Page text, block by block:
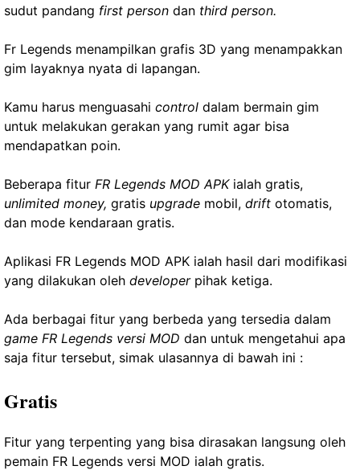
sudut pandang first person dan third person.
Fr Legends menampilkan grafis 3D yang menampakkan
gim layaknya nyata di lapangan.
Kamu harus menguasahi control dalam bermain gim
untuk melakukan gerakan yang rumit agar bisa
mendapatkan poin.
Beberapa fitur FR Legends MOD APKialah gratis,
unlimited money, gratis upgrade mobil, drift otomatis,
dan mode kendaraan gratis.
Aplikasi FR Legends MOD APK ialah hasil dari modifikasi
yang dilakukan oleh developerpihak ketiga.
Ada berbagai fitur yang berbeda yang tersedia dalam
game FR Legends versi MOD dan untuk mengetahui apa
saja fitur tersebut, simak ulasannya di bawah ini :
Gratis
Fitur yang terpenting yang bisa dirasakan langsung oleh
pemain FR Legends versi MOD ialah gratis.